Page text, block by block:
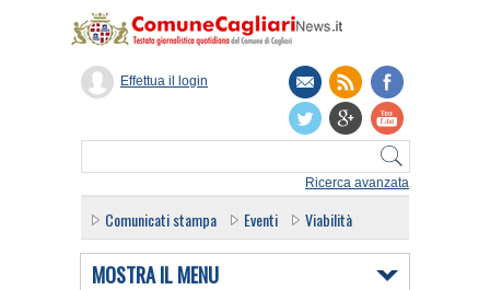
Ricerca avanzata
Effettua il login
Comunicati stampa Eventi Viabilità
MOSTRA IL MENU